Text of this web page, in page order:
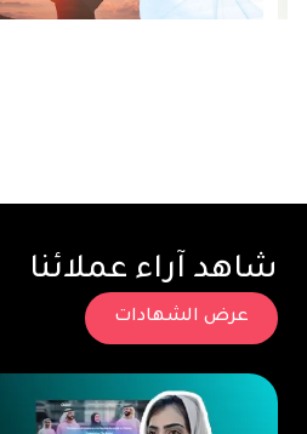
شاهد آراء عملائنا
عرض الشهادات